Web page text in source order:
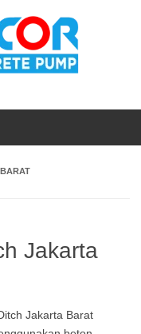
Jakarta
Jakarta Barat